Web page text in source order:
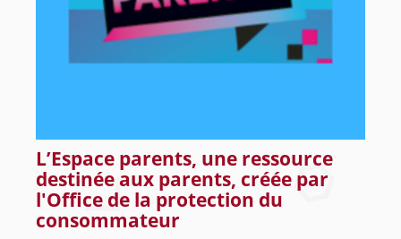
L’Espace parents, une ressource
destinée aux parents, créée par
l'Office de la protection du
consommateur